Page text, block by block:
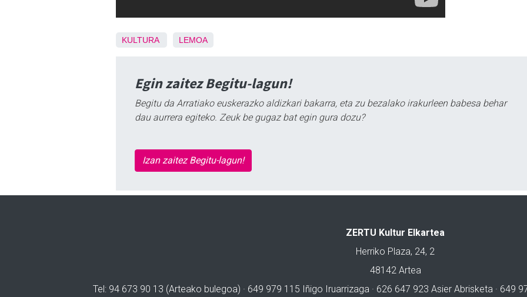
KULTURA LEMOA
Egin zaitez Begitu-lagun!
Begitu da Arratiako euskerazko aldizkari bakarra, eta zu bezalako irakurleen babesa behar
dau aurrera egiteko. Zeuk be gugaz bat egin gura dozu?
Izan zaitez Begitu-lagun!
ZERTU Kultur Elkartea
Herriko Plaza, 24, 2
48142 Artea
Tel: 94 673 90 13 (Arteako bulegoa) · 649 979 115 Iñigo Iruarrizaga · 626 647 923 Asier Abrisketa · 649